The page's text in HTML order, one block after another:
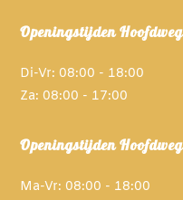
Openingstijden
Di-Vr: 08:00 - 18:00
Za: 08:00 - 17:00
Openingstijden
Ma-Vr: 08:00 - 18:00